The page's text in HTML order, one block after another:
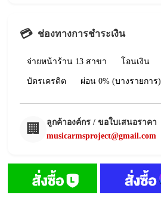
💳 ช่องทางการชำระเงิน
จ่ายหน้าร้าน 13 สาขา โอนเงิน
บัตรเครดิต ผ่อน 0% (บางรายการ)
🏢
ลูกค้าองค์กร / ขอใบเสนอราคา
musicarmsproject@gmail.com